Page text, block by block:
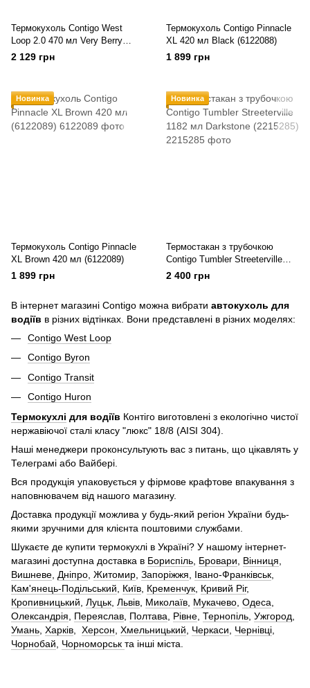
Термокухоль Contigo West
Loop 2.0 470 мл Very Berry
(2013280-2)
2 129 грн
Термокухоль Contigo Pinnacle
XL 420 мл Black (6122088)
1 899 грн
Новинка
Термокухоль Contigo Pinnacle
XL Brown 420 мл (6122089)
1 899 грн
Новинка
Термостакан з трубочкою
Contigo Tumbler Streeterville
1182 мл Darkstone (2215285)
2 400 грн
В інтернет магазині Contigo можна вибрати автокухоль для
водіїв в різних відтінках. Вони представлені в різних моделях:
Contigo West Loop
Contigo Byron
Contigo Transit
Contigo Huron
Термокухлі для водіїв Контіго виготовлені з екологічно чистої
нержавіючої сталі класу "люкс" 18/8 (AISI 304).
Наші менеджери проконсультують вас з питань, що цікавлять у
Телеграмі або Вайбері.
Вся продукція упаковується у фірмове крафтове впакування з
наповнювачем від нашого магазину.
Доставка продукції можлива у будь-який регіон України будь-
якими зручними для клієнта поштовими службами.
Шукаєте де купити термокухлі в Україні? У нашому інтернет-
магазині доступна доставка в Бориспіль Бровари Вінниця
Вишневе Дніпро Житомир Запоріжжя Івано-Франківськ
Кам'янець-Подільський
Київ Кременчук Кривий Ріг,
Кропивницький Луцьк Львів Миколаїв Мукачево Одеса
Олександрія
Переяслав Полтава Рівне Тернопіль Ужгород
Умань Харків Херсон Хмельницький Черкаси Чернівці
Чорнобай
Чорноморськ та інші міста.